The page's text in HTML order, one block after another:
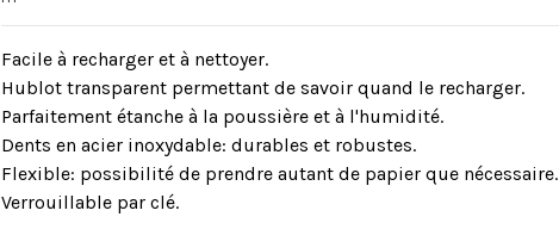
Facile à recharger et à nettoyer.
Hublot transparent permettant de savoir quand le recharger.
Parfaitement étanche à la poussière et à l'humidité.
Dents en acier inoxydable: durables et robustes.
Flexible: possibilité de prendre autant de papier que nécessaire.
Verrouillable par clé.